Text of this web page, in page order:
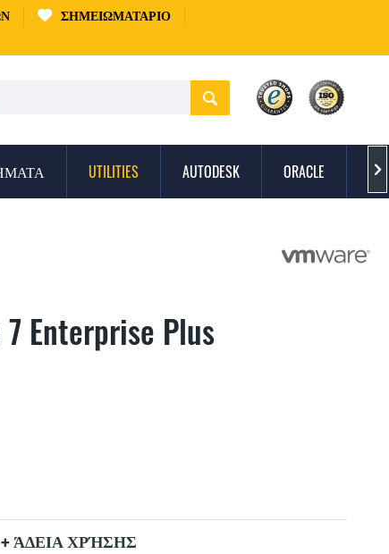
ΣΗΜΕΙΩΜΑΤΆΡΙΟ
UTILITIES AUTODESK ORACLE 
Enterprise Plus
ΆΔΕΙΑ ΧΡΉΣΗΣ